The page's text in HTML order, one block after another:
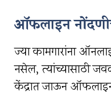
ऑफलाइन
ज्या कामगारांना
नसेल, त्यांच्यासाठी
केंद्रात जाऊन